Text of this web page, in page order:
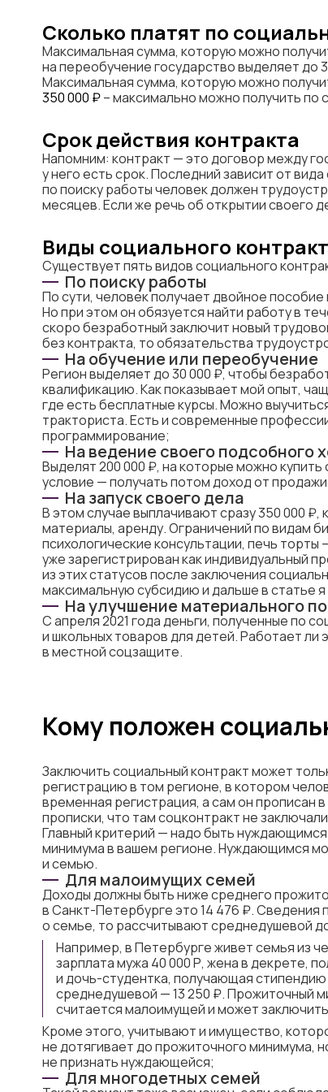
Сколько платят по
Максимальная сумма, которую можно
на переобучение государство выделяет до
Максимальная сумма, которую можно
350 000 ₽– максимально можно получить по
Срок действия контракта
Напомним: контракт — это договор между
у него есть срок. Последний зависит от
по поиску работы человек должен
месяцев. Если же речь об открытии своего
Виды социального
Существует пять видов социального
По поиску работы
По сути, человек получает двойное
Но при этом он обязуется найти работу в
скоро безработный заключит новый
без контракта, то обязательства
На обучение или переобучение
Регион выделяет до 30 000 ₽, чтобы
квалификацию. Как показывает мой опыт,
где есть бесплатные курсы. Можно
тракториста. Есть и современные
программирование;
На ведение своего подсобного
Выделят 200 000 ₽, на которые можно
условие — получать потом доход от
На запуск своего дела
В этом случае выплачивают сразу 350 000
материалы, аренду. Ограничений по видам
психологические консультации, печь
уже зарегистрирован как индивидуальный
из этих статусов после заключения
максимальную субсидию и дальше в статье
На улучшение материального
С апреля 2021 года деньги, полученные по
и школьных товаров для детей. Работает ли
в местной соцзащите.
Кому положен
Заключить социальный контракт может
регистрацию в том регионе, в котором
временная регистрация, а сам он прописан
прописки, что там соцконтракт не
Главный критерий — надо быть
минимума в вашем регионе. Нуждающимся
и семью.
Для малоимущих семей
Доходы должны быть ниже среднего
в Санкт-Петербурге это 14 476 ₽. Сведения
о семье, то рассчитывают среднедушевой
Например, в Петербурге живет семья из
зарплата мужа 40 000 Р, жена в декрете,
и дочь-студентка, получающая
среднедушевой — 13 250 ₽. Прожиточный
считается малоимущей и может
Кроме этого, учитывают и имущество,
не дотягивает до прожиточного минимума,
не признать нуждающейся;
Для многодетных семей